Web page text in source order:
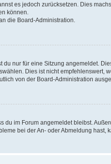
es jedoch zurücksetzen. Dies
können.
die Board-Administration.
nur für eine Sitzung angemeldet.
Dies ist nicht empfehlenswert,
von der Board-Administration
du im Forum angemeldet bleibst.
bei der An- oder Abmeldung hast,